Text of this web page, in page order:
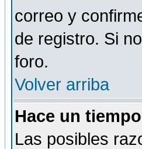
correo y
de registro. Si
foro.
Volver arriba
Hace un
Las posibles